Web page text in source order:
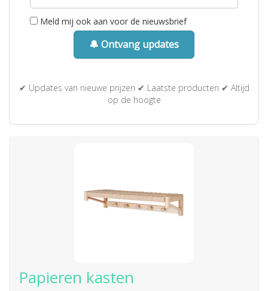
Meld mij ook aan voor de nieuwsbrief
🔔 Ontvang updates
✔ Updates van nieuwe prijzen ✔ Laatste producten ✔ Altijd
op de hoogte
Papieren kasten